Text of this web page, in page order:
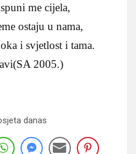
me cijela,
ostaju u nama,
i svjetlost i tama.
2005.)
danas